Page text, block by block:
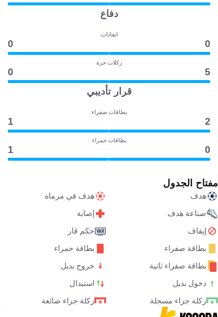
دفاع
انقاذات
0
0
ركلات حرة
5
0
قرار تأديبي
بطاقات صفراء
2
1
بطاقات حمراء
0
1
مفتاح الجدول
هدف هدف في مرماه
صناعة هدف إصابة
إيقاف حكم ڤار
بطاقة صفراء بطاقة حمراء
بطاقة صفراء ثانية خروج بديل
دخول بديل استبدال
ركلة جزاء مسجلة ركلة جزاء ضائعة